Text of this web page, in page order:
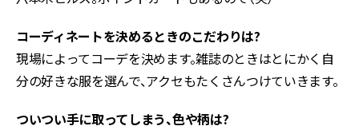
コーディネートを決めるときのこだわりは?
現場によってコーデを決めます。雑誌のときはとにかく自
分の好きな服を選んで、アクセもたくさんつけていきます。
ついつい手に取ってしまう、色や柄は?